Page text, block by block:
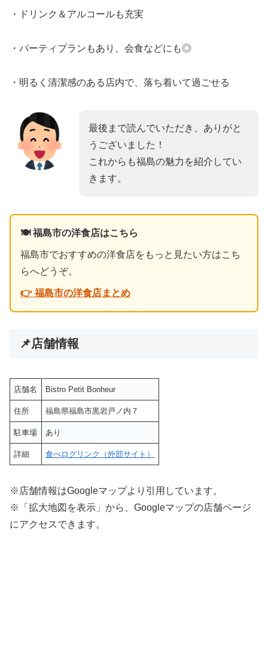
・ドリンク＆アルコールも充実
・パーティプランもあり、会食などにも◎
・明るく清潔感のある店内で、落ち着いて過ごせる
最後まで読んでいただき、ありがと
うございました！
これからも福島の魅力を紹介してい
きます。
🍽️ 福島市の洋食店はこちら
福島市でおすすめの洋食店をもっと見たい方はこち
らへどうぞ。
👉 福島市の洋食店まとめ
📌店舗情報
店舗名 Bistro Petit Bonheur
住所 福島県福島市黒岩戸ノ内７
駐車場 あり
詳細 食べログリンク（外部サイト）
※店舗情報はGoogleマップより引用しています。
※「拡大地図を表示」から、Googleマップの店舗ページ
にアクセスできます。